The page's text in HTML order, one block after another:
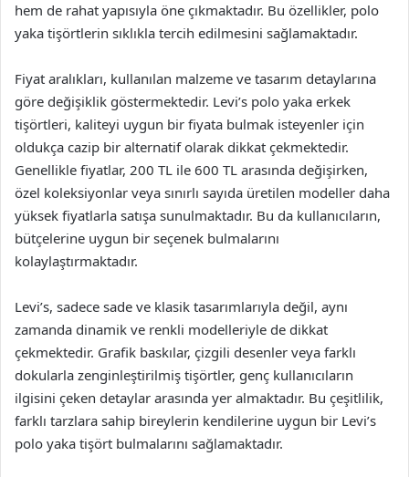
hem de rahat yapısıyla öne çıkmaktadır. Bu özellikler, polo
yaka tişörtlerin sıklıkla tercih edilmesini sağlamaktadır.
Fiyat aralıkları, kullanılan malzeme ve tasarım detaylarına
göre değişiklik göstermektedir. Levi’s polo yaka erkek
tişörtleri, kaliteyi uygun bir fiyata bulmak isteyenler için
oldukça cazip bir alternatif olarak dikkat çekmektedir.
Genellikle fiyatlar, 200 TL ile 600 TL arasında değişirken,
özel koleksiyonlar veya sınırlı sayıda üretilen modeller daha
yüksek fiyatlarla satışa sunulmaktadır. Bu da kullanıcıların,
bütçelerine uygun bir seçenek bulmalarını
kolaylaştırmaktadır.
Levi’s, sadece sade ve klasik tasarımlarıyla değil, aynı
zamanda dinamik ve renkli modelleriyle de dikkat
çekmektedir. Grafik baskılar, çizgili desenler veya farklı
dokularla zenginleştirilmiş tişörtler, genç kullanıcıların
ilgisini çeken detaylar arasında yer almaktadır. Bu çeşitlilik,
farklı tarzlara sahip bireylerin kendilerine uygun bir Levi’s
polo yaka tişört bulmalarını sağlamaktadır.